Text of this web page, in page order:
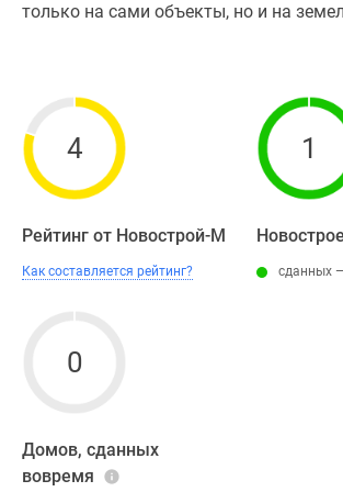
только на сами объекты, но и на
4
Рейтинг от Новострой-М
Как составляется рейтинг?
1
сданных
0
Домов, сданных
вовремя